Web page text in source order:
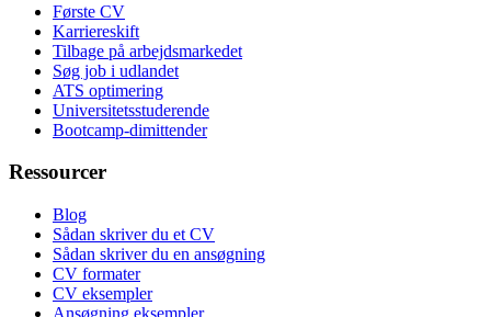
Første CV
Karriereskift
Tilbage på arbejdsmarkedet
Søg job i udlandet
ATS optimering
Universitetsstuderende
Bootcamp-dimittender
Ressourcer
Blog
Sådan skriver du et CV
Sådan skriver du en ansøgning
CV formater
CV eksempler
Ansøgning eksempler